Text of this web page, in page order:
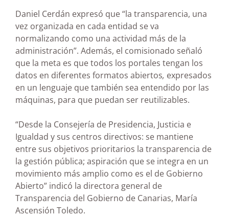
Daniel Cerdán expresó que “la transparencia, una
vez organizada en cada entidad se va
normalizando como una actividad más de la
administración”. Además, el comisionado señaló
que la meta es que todos los portales tengan los
datos en diferentes formatos abiertos, expresados
en un lenguaje que también sea entendido por las
máquinas, para que puedan ser reutilizables.
“Desde la Consejería de Presidencia, Justicia e
Igualdad y sus centros directivos: se mantiene
entre sus objetivos prioritarios la transparencia de
la gestión pública; aspiración que se integra en un
movimiento más amplio como es el de Gobierno
Abierto” indicó la directora general de
Transparencia del Gobierno de Canarias, María
Ascensión Toledo.